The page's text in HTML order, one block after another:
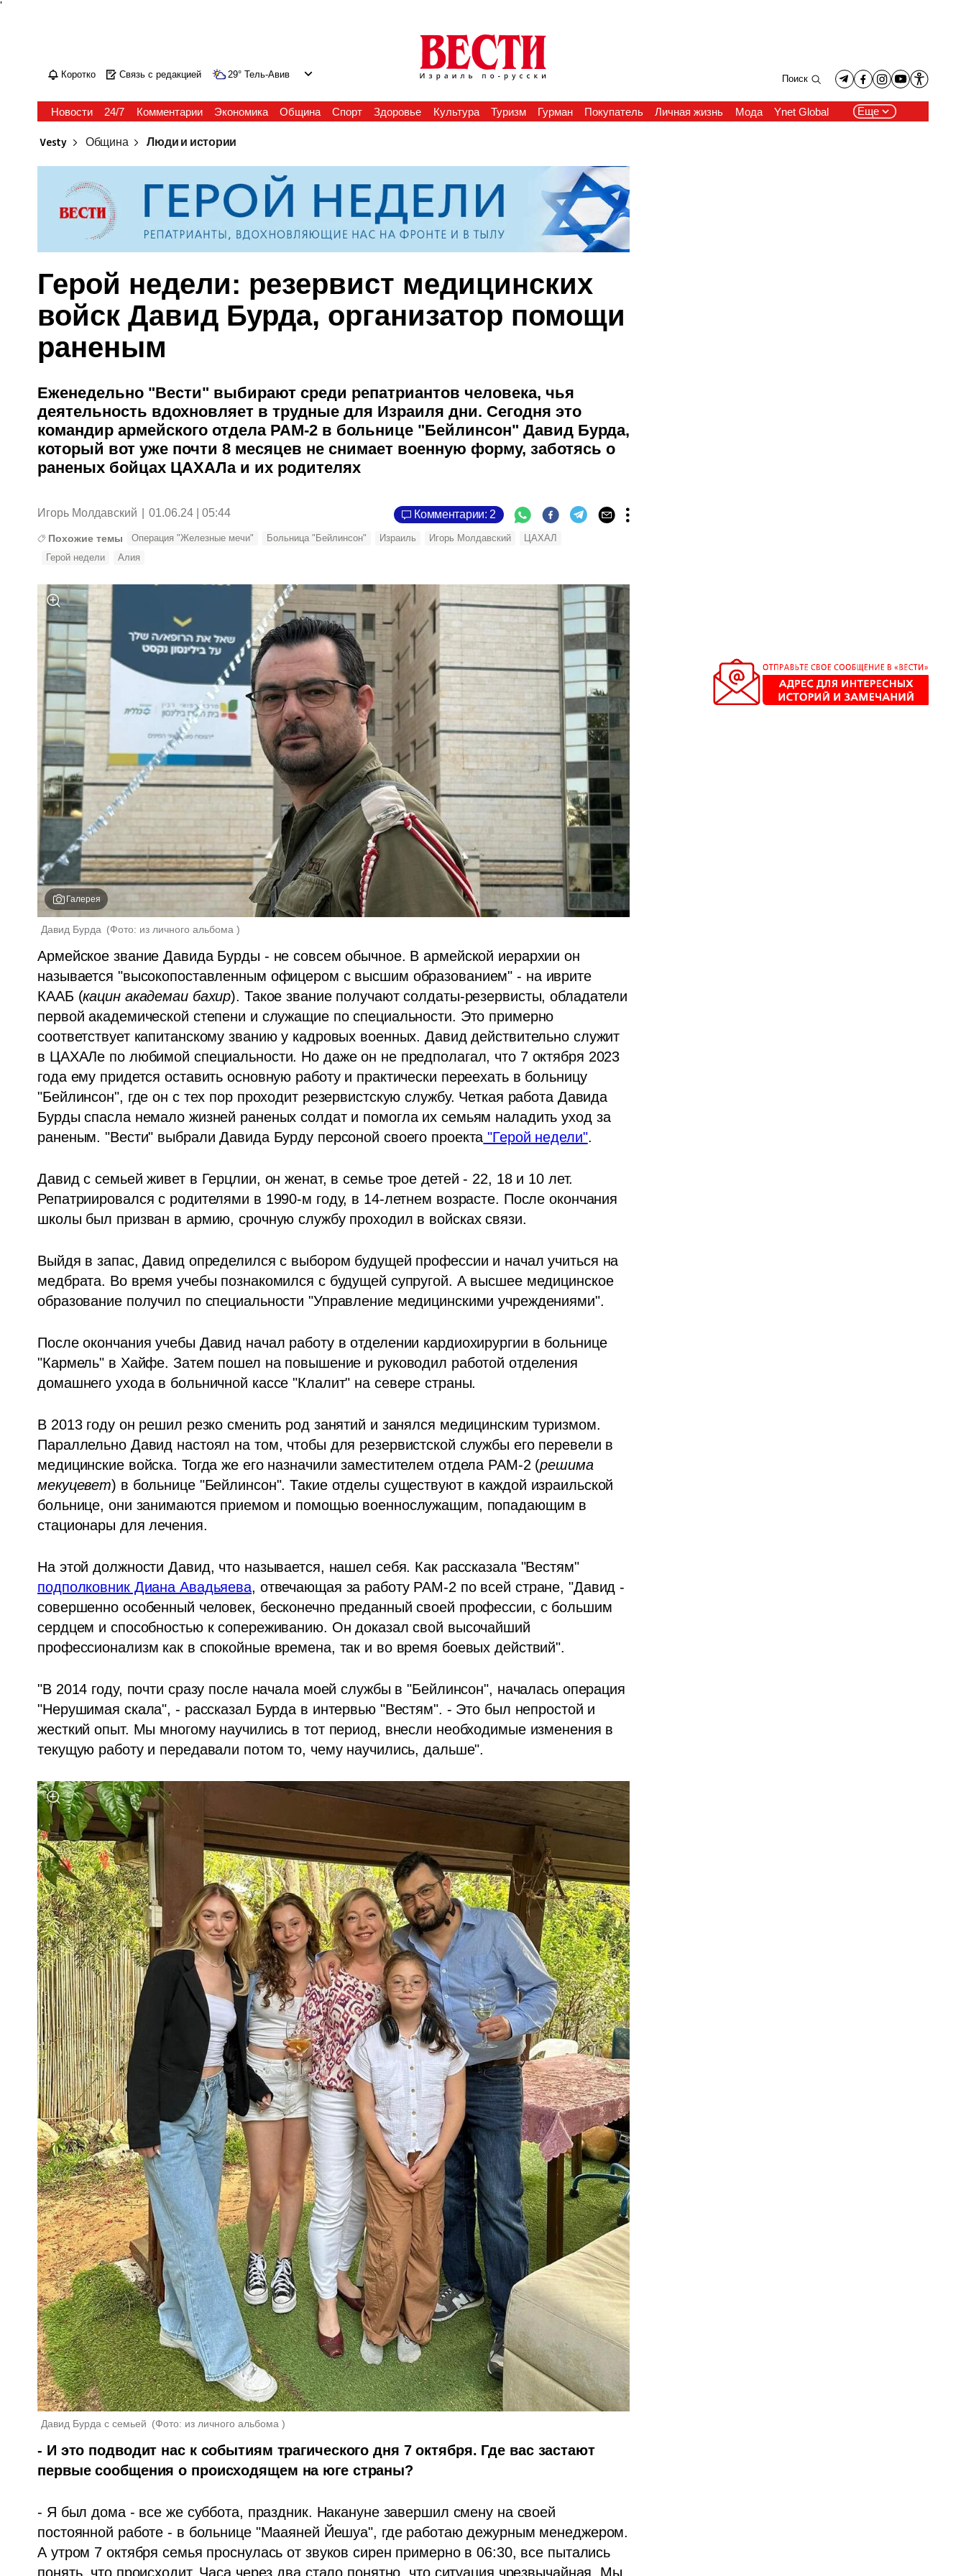
'
Коротко Связь с редакцией 29° Тель-Авив Поиск
Новости 24/7 Комментарии Экономика Община Спорт Здоровье Культура Туризм Гурман Покупатель Личная жизнь Мода Ynet Global Еще
Vesty Община Люди и истории
Герой недели: резервист медицинских
войск Давид Бурда, организатор помощи
раненым
Еженедельно "Вести" выбирают среди репатриантов человека, чья
деятельность вдохновляет в трудные для Израиля дни. Сегодня это
командир армейского отдела РАМ-2 в больнице "Бейлинсон" Давид Бурда,
который вот уже почти 8 месяцев не снимает военную форму, заботясь о
раненых бойцах ЦАХАЛа и их родителях
Игорь Молдавский 01.06.24 | 05:44 Комментарии: 2
Похожие темы Операция "Железные мечи" Больница "Бейлинсон" Израиль Игорь Молдавский
ЦАХАЛ
Герой недели
Алия
Галерея
Давид Бурда (Фото: из личного альбома )
Армейское звание Давида Бурды - не совсем обычное. В армейской иерархии он
называется "высокопоставленным офицером с высшим образованием" - на иврите
КААБ (кацин академаи бахир). Такое звание получают солдаты-резервисты, обладатели
первой академической степени и служащие по специальности. Это примерно
соответствует капитанскому званию у кадровых военных. Давид действительно служит
в ЦАХАЛе по любимой специальности. Но даже он не предполагал, что 7 октября 2023
года ему придется оставить основную работу и практически переехать в больницу
"Бейлинсон", где он с тех пор проходит резервистскую службу. Четкая работа Давида
Бурды спасла немало жизней раненых солдат и помогла их семьям наладить уход за
раненым. "Вести" выбрали Давида Бурду персоной своего проекта "Герой недели".
Давид с семьей живет в Герцлии, он женат, в семье трое детей - 22, 18 и 10 лет.
Репатриировался с родителями в 1990-м году, в 14-летнем возрасте. После окончания
школы был призван в армию, срочную службу проходил в войсках связи.
Выйдя в запас, Давид определился с выбором будущей профессии и начал учиться на
медбрата. Во время учебы познакомился с будущей супругой. А высшее медицинское
образование получил по специальности "Управление медицинскими учреждениями".
После окончания учебы Давид начал работу в отделении кардиохирургии в больнице
"Кармель" в Хайфе. Затем пошел на повышение и руководил работой отделения
домашнего ухода в больничной кассе "Клалит" на севере страны.
В 2013 году он решил резко сменить род занятий и занялся медицинским туризмом.
Параллельно Давид настоял на том, чтобы для резервистской службы его перевели в
медицинские войска. Тогда же его назначили заместителем отдела РАМ-2 (решима
мекуцевет) в больнице "Бейлинсон". Такие отделы существуют в каждой израильской
больнице, они занимаются приемом и помощью военнослужащим, попадающим в
стационары для лечения.
На этой должности Давид, что называется, нашел себя. Как рассказала "Вестям"
подполковник Диана Авадьяева, отвечающая за работу РАМ-2 по всей стране, "Давид -
совершенно особенный человек, бесконечно преданный своей профессии, с большим
сердцем и способностью к сопереживанию. Он доказал свой высочайший
профессионализм как в спокойные времена, так и во время боевых действий".
"В 2014 году, почти сразу после начала моей службы в "Бейлинсон", началась операция
"Нерушимая скала", - рассказал Бурда в интервью "Вестям". - Это был непростой и
жесткий опыт. Мы многому научились в тот период, внесли необходимые изменения в
текущую работу и передавали потом то, чему научились, дальше".
Давид Бурда с семьей (Фото: из личного альбома )
- И это подводит нас к событиям трагического дня 7 октября. Где вас застают
первые сообщения о происходящем на юге страны?
- Я был дома - все же суббота, праздник. Накануне завершил смену на своей
постоянной работе - в больнице "Мааяней Йешуа", где работаю дежурным менеджером.
А утром 7 октября семья проснулась от звуков сирен примерно в 06:30, все пытались
понять, что происходит. Часа через два стало понятно, что ситуация чрезвычайная. Мы